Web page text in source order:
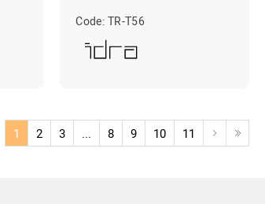
Code: TR-T56
1 2 3 ... 8 9 10 11